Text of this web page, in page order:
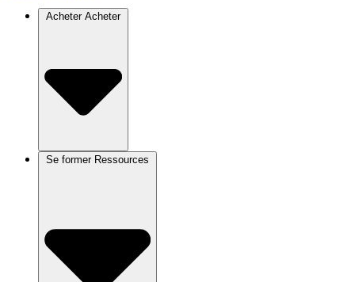
Acheter Acheter
Se former